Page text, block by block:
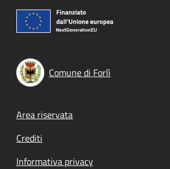
Comune di Forlì
Footer menu
Area riservata
Crediti
Informativa privacy